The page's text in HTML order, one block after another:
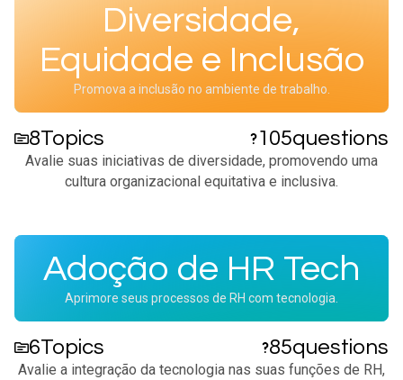
Diversidade,
Equidade e Inclusão
Promova a inclusão no ambiente de trabalho.
8Topics 105questions
Avalie suas iniciativas de diversidade, promovendo uma
cultura organizacional equitativa e inclusiva.​
Adoção de HR Tech
Aprimore seus processos de RH com tecnologia.
6Topics 85questions
Avalie a integração da tecnologia nas suas funções de RH,